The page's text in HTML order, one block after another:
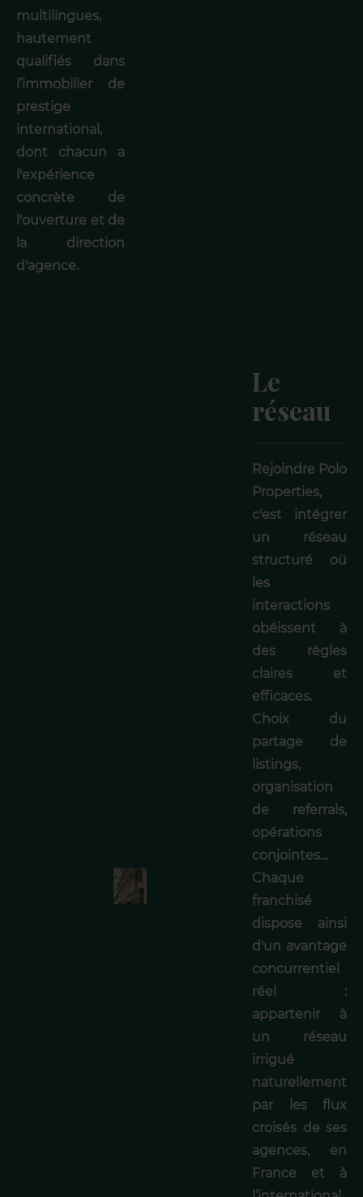
multilingues,
hautement
qualifiés dans
l’immobilier de
prestige
international,
dont chacun a
l'expérience
concrète de
l'ouverture et de
la direction
d'agence.
Le
réseau
Rejoindre Polo
Properties,
c'est intégrer
un réseau
structuré où
les
interactions
obéissent à
des règles
claires et
efficaces.
Choix du
partage de
listings,
organisation
de referrals,
opérations
conjointes…
Chaque
franchisé
dispose ainsi
d'un avantage
concurrentiel
réel :
appartenir à
un réseau
irrigué
naturellement
par les flux
croisés de ses
agences, en
France et à